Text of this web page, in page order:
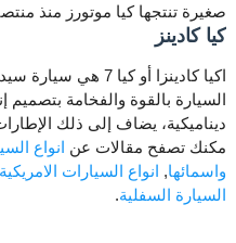
صغيرة تنتجها كيا موتورز منذ منتصف
كيا كادينز
اكيا كادينزا أو كيا
السيارة بالقوة والفخامة
ديناميكية، يضاف إلى ذلك
مكنك تصفح مقالات عن انواع
واسمائها, انواع السيارات
السيارة السفلية.